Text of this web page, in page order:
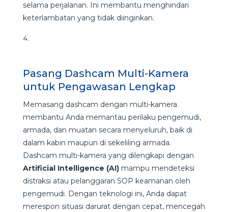
selama perjalanan. Ini membantu menghindari
keterlambatan yang tidak diinginkan.
Pasang Dashcam Multi-Kamera
untuk Pengawasan Lengkap
Memasang dashcam dengan multi-kamera
membantu Anda memantau perilaku pengemudi,
armada, dan muatan secara menyeluruh, baik di
dalam kabin maupun di sekeliling armada.
Dashcam multi-kamera yang dilengkapi dengan
Artificial Intelligence (AI)mampu mendeteksi
distraksi atau pelanggaran SOP keamanan oleh
pengemudi. Dengan teknologi ini, Anda dapat
merespon situasi darurat dengan cepat, mencegah